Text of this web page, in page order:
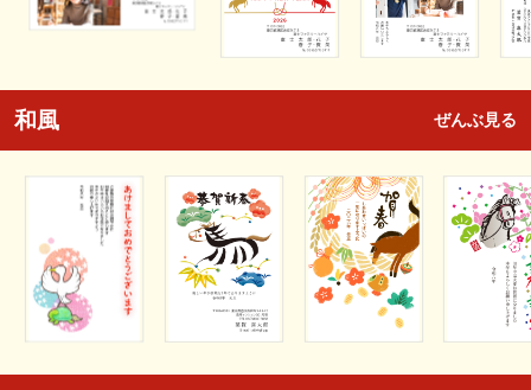
和風 ぜんぶ見る